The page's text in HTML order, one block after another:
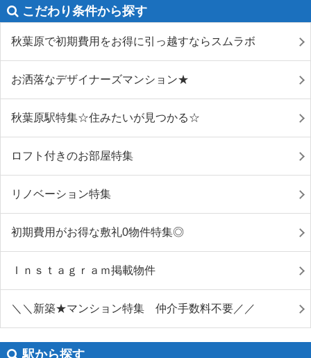
こだわり条件から探す
秋葉原で初期費用をお得に引っ越すならスムラボ
お洒落なデザイナーズマンション★
秋葉原駅特集☆住みたいが見つかる☆
ロフト付きのお部屋特集
リノベーション特集
初期費用がお得な敷礼0物件特集◎
Ｉｎｓｔａｇｒａｍ掲載物件
＼＼新築★マンション特集 仲介手数料不要／／
駅から探す